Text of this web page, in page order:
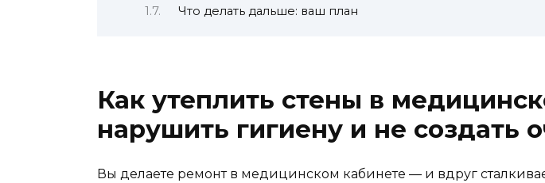
Что делать дальше: ваш план
Как утеплить стены в
нарушить гигиену и не создать
Вы делаете ремонт в медицинском кабинете — и вдруг